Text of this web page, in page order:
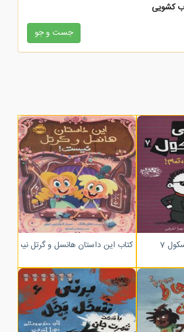
کشویی
7 کتاب این داستان هانسل و گرتل نیست!